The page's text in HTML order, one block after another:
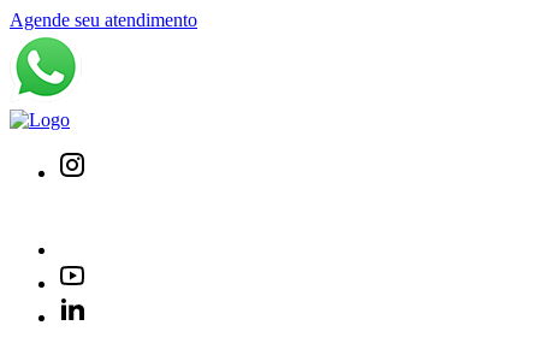
Agende seu atendimento